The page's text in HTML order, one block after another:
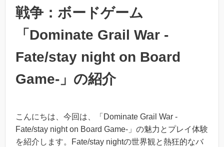
戦争：ボードゲーム
「Dominate Grail War -
Fate/stay night on Board
Game-」の紹介
こんにちは、今回は、「Dominate Grail War -
Fate/stay night on Board Game-」の魅力とプレイ体験
を紹介します。Fate/stay nightの世界観と熱狂的なバ